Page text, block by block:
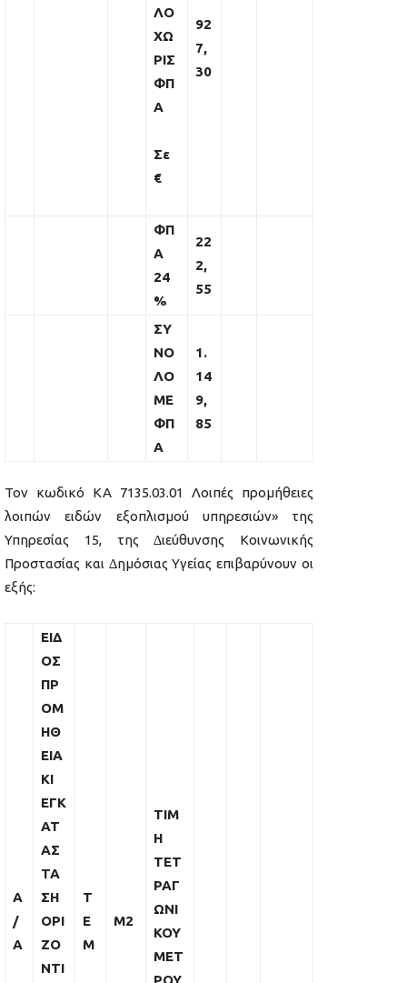
ΛΟ
ΧΩ
ΡΙΣ
ΦΠ
Α
Σε
€
92
7,
30
ΦΠ
Α
24
%
22
2,
55
ΣΥ
ΝΟ
ΛΟ
ΜΕ
ΦΠ
Α
1.
14
9,
85
Τον κωδικό ΚΑ 7135.03.01 Λοιπές προμήθειες
λοιπών ειδών εξοπλισμού υπηρεσιών» της
Υπηρεσίας 15, της ∆ιεύθυνσης Κοινωνικής
Προστασίας και ∆ηµόσιας Υγείας επιβαρύνουν οι
εξής:
Α
/
Α
ΕΙΔ
ΟΣ
ΠΡ
ΟΜ
ΗΘ
ΕΙΑ
ΚΙ
ΕΓΚ
ΑΤ
ΑΣ
ΤΑ
ΣΗ
ΟΡΙ
ΖΟ
ΝΤΙ
Τ
Ε
Μ
M2
ΤΙΜ
Η
ΤΕΤ
ΡΑΓ
ΩΝΙ
ΚΟΥ
ΜΕΤ
ΡΟΥ